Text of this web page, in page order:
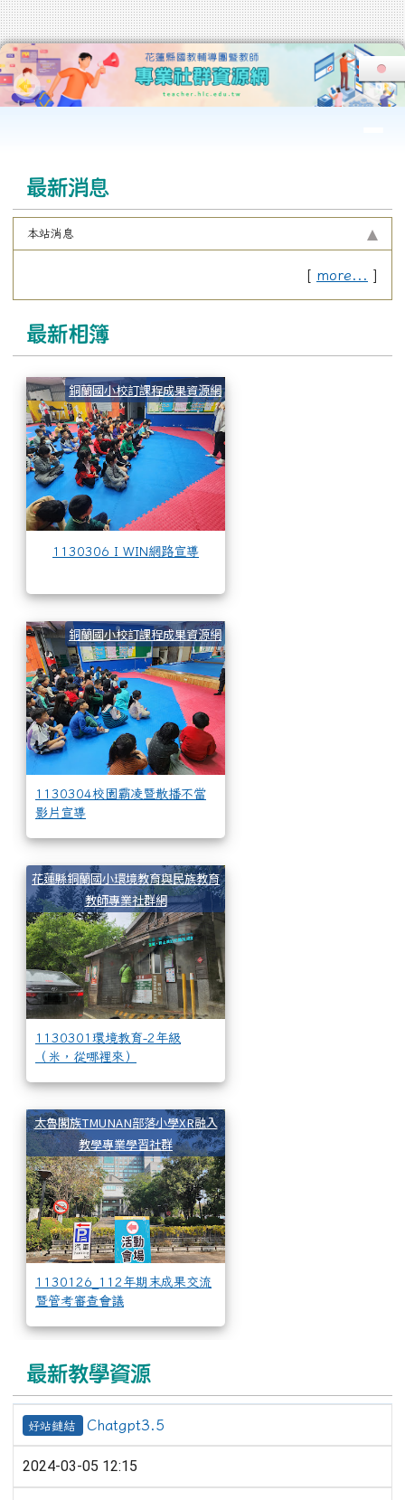
跳至主內容區
花蓮縣國教輔導團暨教師專業社群
上中區域內容
最新消息
本站消息
[ more... ]
最新相簿
銅蘭國小校訂課程成果資源網1130306 I WIN網路宣導
1130306 I WIN網路宣導
銅蘭國小校訂課程成果資源網1130304校園霸凌暨散播不
1130304校園霸凌暨散播不當
影片宣導
花蓮縣銅蘭國小環境教育與民族教育
教師專業社群網
1130301環境教育-2年級（
1130301環境教育-2年級
（米，從哪裡來）
太魯閣族TMUNAN部落小學XR融入
教學專業學習社群
1130126_112年期末成果
1130126_112年期末成果交流
暨管考審查會議
最新教學資源
好站鏈結 Chatgpt3.5
2024-03-05 12:15